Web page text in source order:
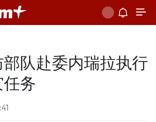
队赴委内瑞拉执行
务